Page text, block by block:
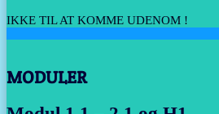
IKKE TIL AT KOMME UDENOM !
MODULER